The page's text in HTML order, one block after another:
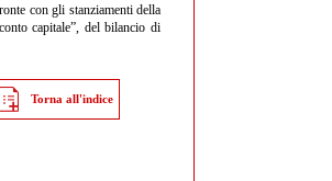
con gli stanziamenti della
capitale”, del bilancio di
Torna all'indice